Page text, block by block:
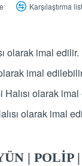
Karşılaştırma
olarak imal edilir.
imal
olarak
olarak imal
| POLİP